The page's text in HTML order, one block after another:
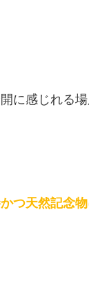
に感じれる場
つ天然記念